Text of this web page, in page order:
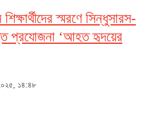
স্মরণে সিন্ধুসারস-
প্রযোজনা ‘আহত হৃদয়ের
১৪:৪৮